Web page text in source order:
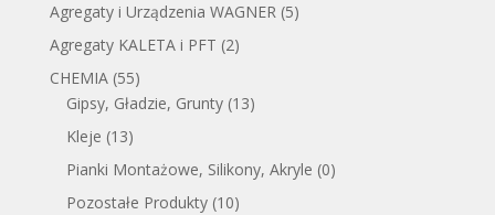
Agregaty i Urządzenia WAGNER (5)
Agregaty KALETA i PFT (2)
CHEMIA (55)
Gipsy, Gładzie, Grunty (13)
Kleje (13)
Pianki Montażowe, Silikony, Akryle (0)
Pozostałe Produkty (10)